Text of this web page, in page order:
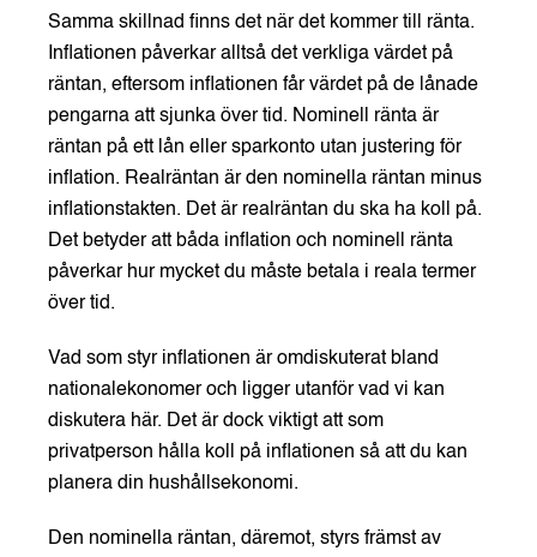
Samma skillnad finns det när det kommer till ränta.
Inflationen påverkar alltså det verkliga värdet på
räntan, eftersom inflationen får värdet på de lånade
pengarna att sjunka över tid. Nominell ränta är
räntan på ett lån eller sparkonto utan justering för
inflation. Realräntan är den nominella räntan minus
inflationstakten. Det är realräntan du ska ha koll på.
Det betyder att båda inflation och nominell ränta
påverkar hur mycket du måste betala i reala termer
över tid.
Vad som styr inflationen är omdiskuterat bland
nationalekonomer och ligger utanför vad vi kan
diskutera här. Det är dock viktigt att som
privatperson hålla koll på inflationen så att du kan
planera din hushållsekonomi.
Den nominella räntan, däremot, styrs främst av